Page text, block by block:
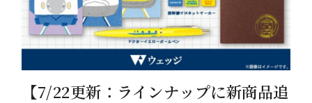
【7/22更新：ラインナップに新商品追